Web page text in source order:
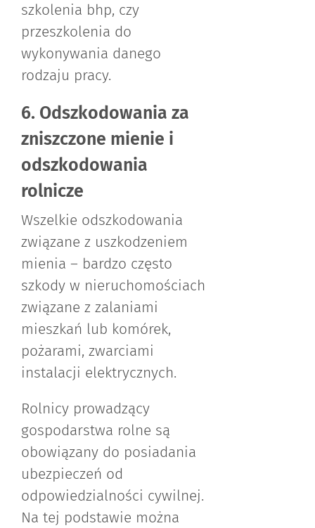
szkolenia bhp, czy
przeszkolenia do
wykonywania danego
rodzaju pracy.
6. Odszkodowania za
zniszczone mienie i
odszkodowania
rolnicze
Wszelkie odszkodowania
związane z uszkodzeniem
mienia – bardzo często
szkody w nieruchomościach
związane z zalaniami
mieszkań lub komórek,
pożarami, zwarciami
instalacji elektrycznych.
Rolnicy prowadzący
gospodarstwa rolne są
obowiązany do posiadania
ubezpieczeń od
odpowiedzialności cywilnej.
Na tej podstawie można